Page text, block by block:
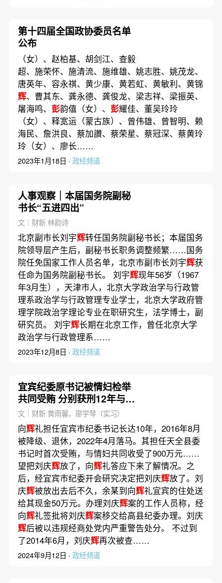
第十四届全国政协委员名单
公布
（女）、赵柏基、胡剑江、查毅
超、施荣怀、施清流、施维雄、姚志胜、姚茂龙、
唐英年、容永祺、黄少康、黄若虹、黄敏利、黄锦
辉、曹其东、龚永德、龚俊龙、梁志祥、梁振英、
屠海鸣、 彭韵僖（女）、 彭耀佳、董吴玲玲
（女）、释宽运（蒙古族）、曾伟雄、曾智明、赖
海民、詹洪良、蔡加讚、蔡荣星、蔡冠深、蔡黄玲
玲（女）、廖长……
2023年1月18日 · 政经频道
人事观察｜本届国务院副秘
书长“五进四出”
文｜财新 林韵诗
北京副市长刘宇辉转任国务院副秘书长；本届国务
院领导层产生后，副秘书长职务调整频繁……国务
院任免国家工作人员名单，北京市副市长刘宇辉获
任命为国务院副秘书长。 刘宇辉现年56岁（1967
年3月生），天津市人，北京大学政治学与行政管
理系政治学与行政管理专业学士，北京大学政府管
理学院政治学理论专业在职研究生，法学博士，副
研究员。 刘宇辉长期在北京工作，曾任北京大学
政治学与行政管理系……
2023年12月8日 · 政经频道
宜宾纪委原书记被情妇检举
共同受贿 分别获刑12年与3
年半
文｜财新 黄雨馨，廖学琴（实习）
向辉礼担任宜宾市纪委书记长达10年，2016年8月
被降级、退休，2022年4月落马。其担任天全县委
书记时首次受贿，与情妇共同收受了900万元……
望把刘庆辉放了，向辉礼答应下来了解情况。之
后，经宜宾市纪委开会研究决定把刘庆辉放了。刘
庆辉被放出去后不久，余某到向辉礼宜宾的住处送
给其现金50万元。办理刘庆辉案的工作人员称，经
向辉礼签批将刘庆辉案移交给高县纪委办理。刘庆
辉后被以违规经商处党内严重警告处分。 不过到
了2014年6月，刘庆辉再次被查……
2024年9月12日 · 政经频道